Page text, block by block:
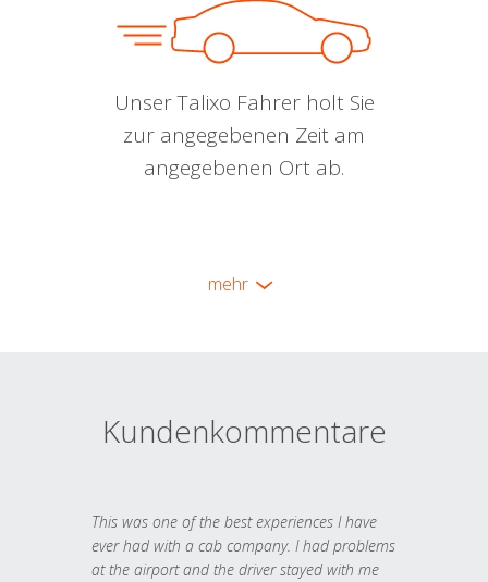
Unser Talixo Fahrer holt Sie
zur angegebenen Zeit am
angegebenen Ort ab.
mehr
Kundenkommentare
This was one of the best experiences I have
ever had with a cab company. I had problems
at the airport and the driver stayed with me